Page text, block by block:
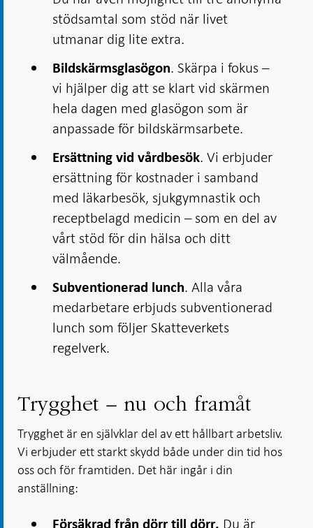
stödsamtal som stöd när livet
utmanar dig lite extra.
Bildskärmsglasögon. Skärpa i fokus –
vi hjälper dig att se klart vid skärmen
hela dagen med glasögon som är
anpassade för bildskärmsarbete.
Ersättning vid vårdbesök. Vi erbjuder
ersättning för kostnader i samband
med läkarbesök, sjuk­gymnastik och
receptbelagd medicin – som en del av
vårt stöd för din hälsa och ditt
välmående.
Subventionerad lunch. Alla våra
medarbetare erbjuds subventionerad
lunch som följer Skatteverkets
regelverk.
Trygghet – nu och framåt
Trygghet är en självklar del av ett hållbart arbetsliv.
Vi erbjuder ett starkt skydd både under din tid hos
oss och för framtiden. Det här ingår i din
anställning:
Försäkrad från dörr till dörr. Du är